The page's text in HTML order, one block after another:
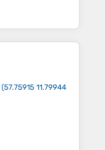
(57.75915 11.79944